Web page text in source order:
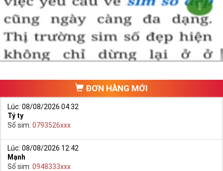
ĐƠN HÀNG MỚI
Lúc: 08/08/2026 04:32
Tý ty
Số sim: 0793526xxx
Lúc: 08/08/2026 12:42
Mạnh
Số sim: 0948333xxx